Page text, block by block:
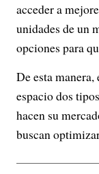
acceder a
unidades de un
opciones para
De esta
espacio dos
hacen su
buscan